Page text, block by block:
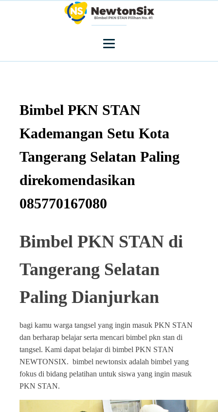
Bimbel PKN STAN
Kademangan Setu Kota
Tangerang Selatan Paling
direkomendasikan
085770167080
Bimbel PKN STAN di
Tangerang Selatan
Paling Dianjurkan
bagi kamu warga tangsel yang ingin masuk PKN STAN
dan berharap belajar serta mencari bimbel pkn stan di
tangsel. Kami dapat belajar di bimbel PKN STAN
NEWTONSIX. bimbel newtonsix adalah bimbel yang
fokus di bidang pelatihan untuk siswa yang ingin masuk
PKN STAN.